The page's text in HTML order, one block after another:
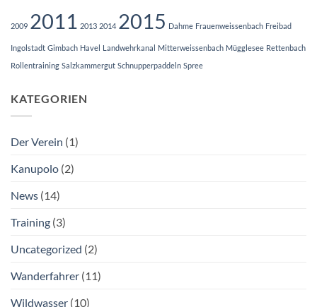
2009 2011 2013 2014 2015 Dahme Frauenweissenbach Freibad
Ingolstadt Gimbach Havel Landwehrkanal Mitterweissenbach Mügglesee Rettenbach
Rollentraining Salzkammergut Schnupperpaddeln Spree
KATEGORIEN
Der Verein (1)
Kanupolo (2)
News (14)
Training (3)
Uncategorized (2)
Wanderfahrer (11)
Wildwasser (10)